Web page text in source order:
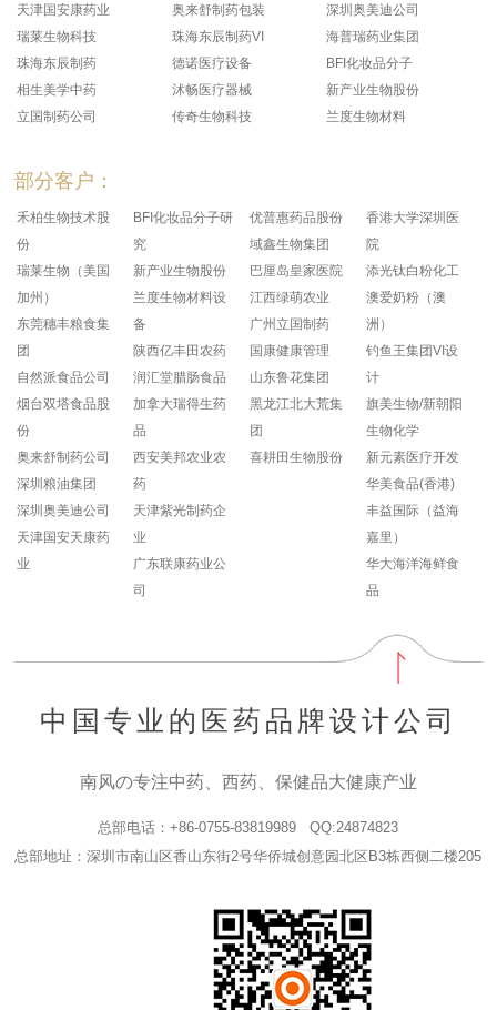
天津国安康药业
瑞莱生物科技
珠海东辰制药
相生美学中药
立国制药公司
奥来舒制药包装
珠海东辰制药VI
德诺医疗设备
沭畅医疗器械
传奇生物科技
深圳奥美迪公司
海普瑞药业集团
BFI化妆品分子
新产业生物股份
兰度生物材料
部分客户：
禾柏生物技术股
份
瑞莱生物（美国
加州）
东莞穗丰粮食集
团
自然派食品公司
烟台双塔食品股
份
奥来舒制药公司
深圳粮油集团
深圳奥美迪公司
天津国安天康药
业
BFI化妆品分子研
究
新产业生物股份
兰度生物材料设
备
陕西亿丰田农药
润汇堂腊肠食品
加拿大瑞得生药
品
西安美邦农业农
药
天津紫光制药企
业
广东联康药业公
司
优普惠药品股份
域鑫生物集团
巴厘岛皇家医院
江西绿萌农业
广州立国制药
国康健康管理
山东鲁花集团
黑龙江北大荒集
团
喜耕田生物股份
香港大学深圳医
院
添光钛白粉化工
澳爱奶粉（澳
洲）
钓鱼王集团VI设
计
旗美生物/新朝阳
生物化学
新元素医疗开发
华美食品(香港)
丰益国际（益海
嘉里）
华大海洋海鲜食
品
中国专业的医药品牌设计公司
南风の专注中药、西药、保健品大健康产业
总部电话：+86-0755-83819989 QQ:24874823
总部地址：深圳市南山区香山东街2号华侨城创意园北区B3栋西侧二楼205